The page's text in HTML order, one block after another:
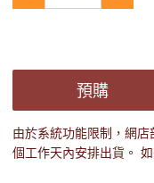
預購
由於系統功能限制，網
個工作天內安排出貨。